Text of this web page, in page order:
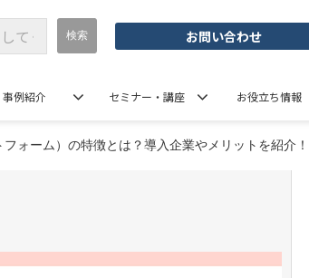
お問い合わせ
事例紹介 セミナー・講座 お役立ち情報
ォーム）の特徴とは？導入企業やメリットを紹介！